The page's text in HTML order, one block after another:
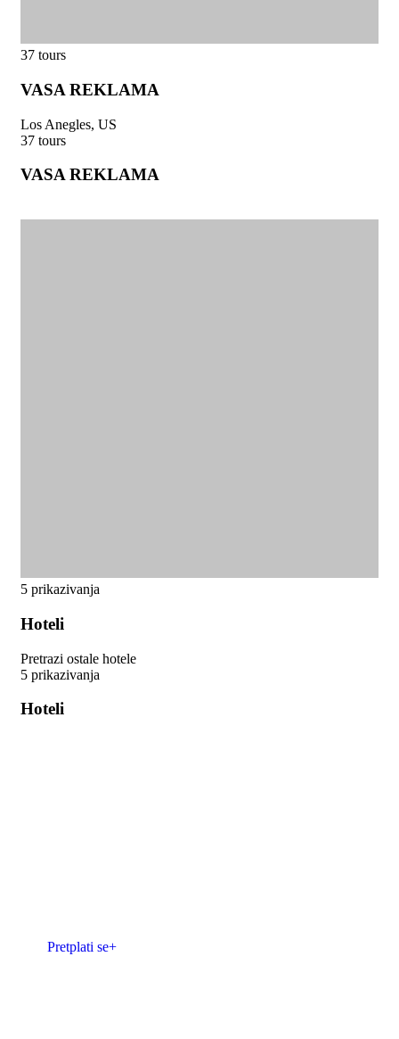
37 tours
VASA REKLAMA
Los Anegles, US
37 tours
VASA REKLAMA
5 prikazivanja
Hoteli
Pretrazi ostale hotele
5 prikazivanja
Hoteli
Pretplati se+